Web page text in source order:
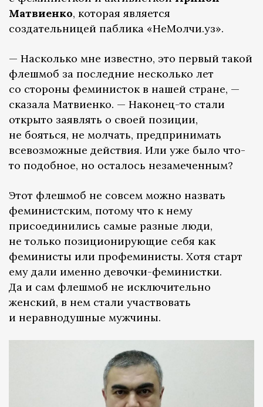
Матвиенко, которая является
создательницей паблика «НеМолчи.уз».
— Насколько мне известно, это первый такой
флешмоб за последние несколько лет
со стороны феминисток в нашей стране, —
сказала Матвиенко. — Наконец-то стали
открыто заявлять о своей позиции,
не бояться, не молчать, предпринимать
всевозможные действия. Или уже было что-
то подобное, но осталось незамеченным?
Этот флешмоб не совсем можно назвать
феминистским, потому что к нему
присоединились самые разные люди,
не только позиционирующие себя как
феминисты или профеминисты. Хотя старт
ему дали именно девочки-феминистки.
Да и сам флешмоб не исключительно
женский, в нем стали участвовать
и неравнодушные мужчины.